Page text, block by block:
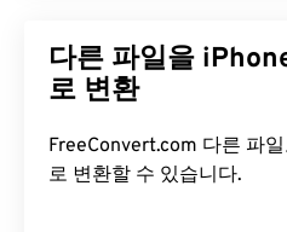
디어 컨테이너가 포함되었
션, 다중 자막(
플레이어를 지원합니다.
다른 파일을 iPhone Video 형식으
로 변환
FreeConvert.com 다른 파일도 iPhone Video 형
로 변환할 수 있습니다.